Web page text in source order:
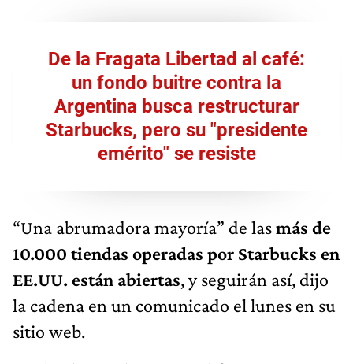
De la Fragata Libertad al café:
un fondo buitre contra la
Argentina busca restructurar
Starbucks, pero su "presidente
emérito" se resiste
“Una abrumadora mayoría” de lasmás de
10.000 tiendas operadas por Starbucks en
EE.UU. están abiertas, y seguirán así, dijo
la cadena en un comunicado el lunes en su
sitio web.